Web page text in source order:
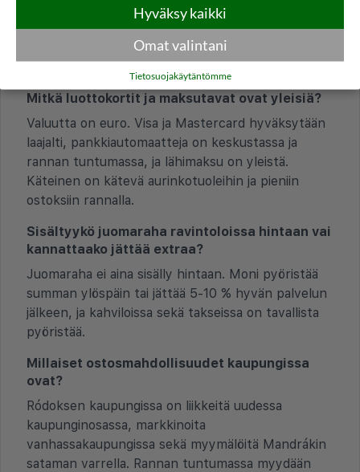
Majoitusvero maksetaan hotellille per huone per
yö. Summa vaihtelee majoitustyypin ja sesongin
mukaan, ja se ilmoitetaan varauksen yhteydessä
tai sisäänkirjautumisessa.
Mitkä luottokortit ja maksutavat ovat yleisiä?
Valuutta on euro. Visa ja Mastercard hyväksytään
laajalti, pankkiautomaatteja on keskustassa ja
rannan tuntumassa, ja lähimaksu on yleistä.
Käteinen on kätevä aurinkotuoleihin ja pieniin
ostoksiin rannalla.
Sisältyykö juomaraha ravintoloissa hintaan vai
kannattaako jättää extraa?
Juomaraha ei aina sisälly hintaan. Moni pyöristää
summan ylöspäin tai jättää 5-10 % hyvän palvelun
jälkeen, ja kahviloissa sekä takseissa on tavallista
pyöristää.
Millaiset ostosmahdollisuudet kaupungissa
ovat?
Ródoksen kaupungissa on liikkeitä uudessa
kaupunginosassa, markkinoita
vanhassakaupungissa sekä myymälöitä Mandrákin
sataman varrella. Rannan tuntumassa myydään
Hyväksy kaikki
Omat valintani
Tietosuojakäytäntömme